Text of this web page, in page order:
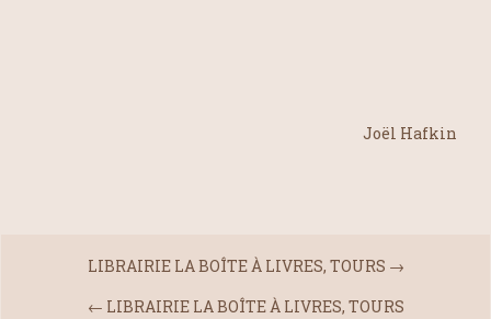
Joël Hafkin
LIBRAIRIE LA BOÎTE À LIVRES, TOURS →
← LIBRAIRIE LA BOÎTE À LIVRES, TOURS